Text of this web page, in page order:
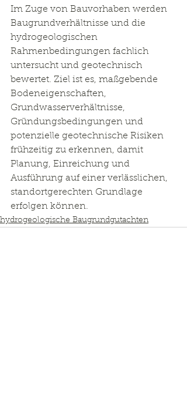
Im Zuge von Bauvorhaben werden
Baugrundverhältnisse und die
hydrogeologischen
Rahmenbedingungen fachlich
untersucht und geotechnisch
bewertet. Ziel ist es, maßgebende
Bodeneigenschaften,
Grundwasserverhältnisse,
Gründungsbedingungen und
potenzielle geotechnische Risiken
frühzeitig zu erkennen, damit
Planung, Einreichung und
Ausführung auf einer verlässlichen,
standortgerechten Grundlage
erfolgen können.
hydrogeologische Baugrundgutachten